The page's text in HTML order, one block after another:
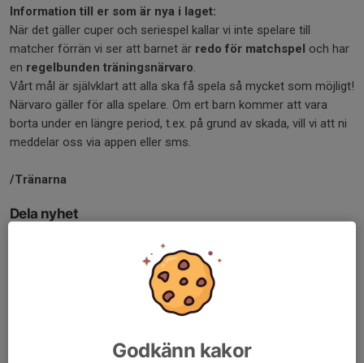
Information till er som är nya i laget:
När det gäller cuper och seriespel kallar vi inte spelare till
matcher förrän vi ser att barnet är redo för matchspel och har
en regelbunden träningsnärvaro.
Vårt mål är självklart att alla ska få spela så mycket som möjligt!
Närvaro gäller för alla spelare. Om ert barn kommer att vara
borta under en längre period, t.ex. på grund av skada, vill vi att ni
meddelar oss via appen eller sms.
/Tränarna
Dela nyhet
Godkänn kakor